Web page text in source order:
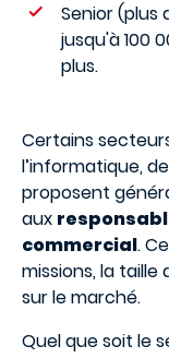
Senior (plus
jusqu'à 100
plus.
Certains
l’informatique,
proposent
aux
commercial.
missions, la
sur le marché.
Quel que soit le